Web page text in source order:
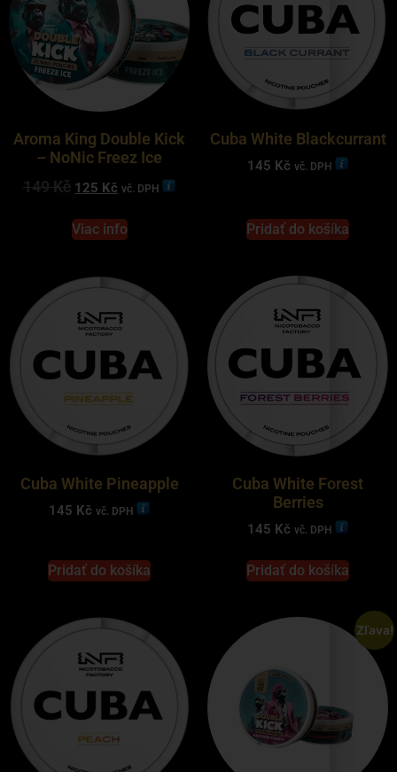
Aroma King Double Kick
– NoNic Freez Ice
149Kč 125 Kč vč. DPH
Viac info
Cuba White Blackcurrant
145 Kč vč. DPH
Pridať do košíka
Cuba White Pineapple
145 Kč vč. DPH
Pridať do košíka
Cuba White Forest
Berries
145 Kč vč. DPH
Pridať do košíka
Zľava!